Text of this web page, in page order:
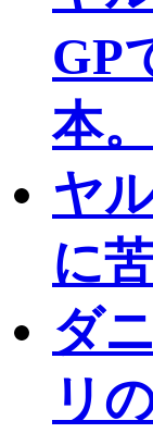
GP
本
ヤ
に
ダ
リ